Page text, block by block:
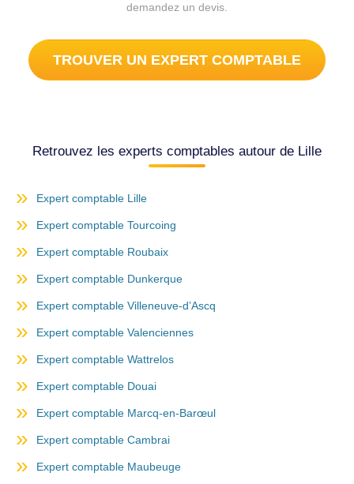
demandez un devis.
TROUVER UN EXPERT COMPTABLE
Retrouvez les experts comptables autour de Lille
Expert comptable Lille
Expert comptable Tourcoing
Expert comptable Roubaix
Expert comptable Dunkerque
Expert comptable Villeneuve-d’Ascq
Expert comptable Valenciennes
Expert comptable Wattrelos
Expert comptable Douai
Expert comptable Marcq-en-Barœul
Expert comptable Cambrai
Expert comptable Maubeuge